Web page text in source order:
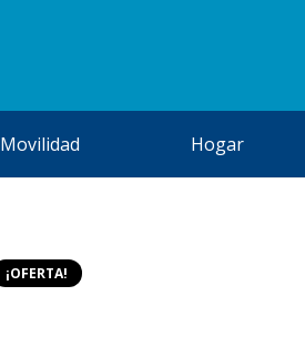
Movilidad Hogar
¡OFERTA!